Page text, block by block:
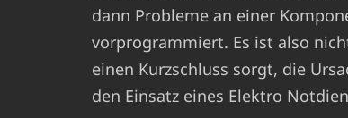
dann Probleme an einer
vorprogrammiert. Es ist also
einen Kurzschluss sorgt, die
den Einsatz eines Elektro